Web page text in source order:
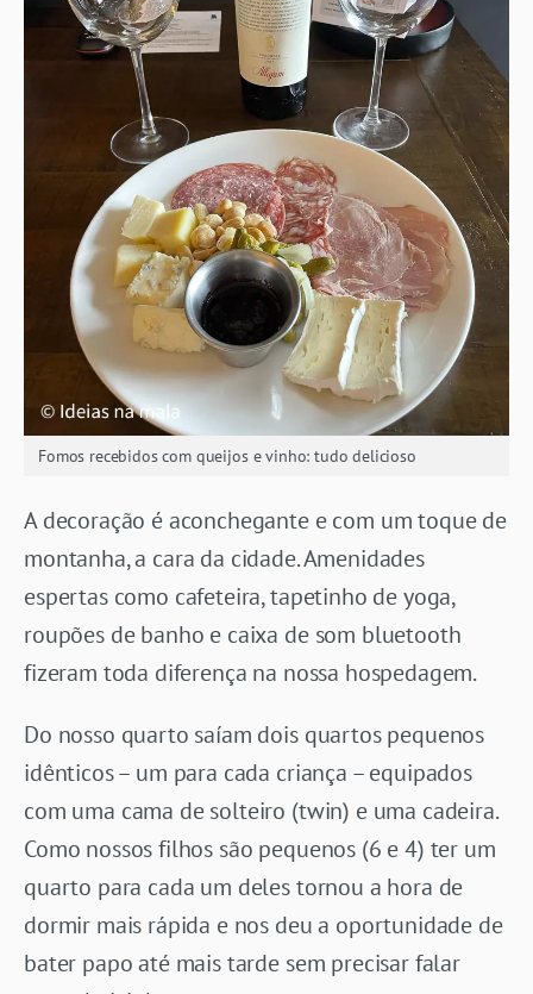
Fomos recebidos com queijos e vinho: tudo delicioso
A decoração é aconchegante e com um toque de
montanha, a cara da cidade. Amenidades
espertas como cafeteira, tapetinho de yoga,
roupões de banho e caixa de som bluetooth
fizeram toda diferença na nossa hospedagem.
Do nosso quarto saíam dois quartos pequenos
idênticos – um para cada criança – equipados
com uma cama de solteiro (twin) e uma cadeira.
Como nossos filhos são pequenos (6 e 4) ter um
quarto para cada um deles tornou a hora de
dormir mais rápida e nos deu a oportunidade de
bater papo até mais tarde sem precisar falar